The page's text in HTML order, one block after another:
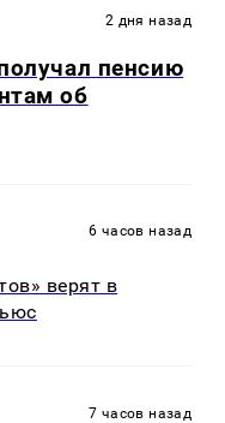
2 дня назад
пенсию
об
6 часов назад
верят в
7 часов назад